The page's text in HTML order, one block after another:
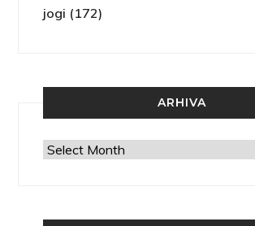
jogi (172)
ARHIVA
Arhiva